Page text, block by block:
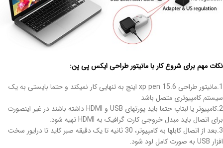
نکات مهم برای شروع کار با مانیتور طراحی ایکس پی پن:
1.مانیتور طراحی xp pen 15.6 اینچ به تنهایی کار نمیکند و حتما بایستی به یک
سیستم کامپیوتری متصل باشد
2.کامپیوتر یا لبتاپ حتما باید پورتهای USB و HDMI داشته باشند در غیر اینصورت
برای اتصال باید مبدل خروجی کارت گرافیک به HDMI تهیه شود.
3.بعد از اتصال کابلها به کامپیوتر، 30 ثانیه تا یک دقیقه صبر کاید تا درایور سخت
افزار USB به صورت کامل لود شود.